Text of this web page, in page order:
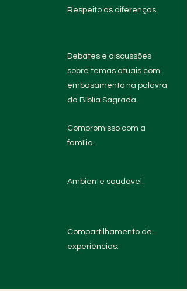
Respeito as diferenças.
Debates e discussões
sobre temas atuais com
embasamento na palavra
da Bíblia Sagrada.
Compromisso com a
família.
Ambiente saudável.
Compartilhamento de
experiências.